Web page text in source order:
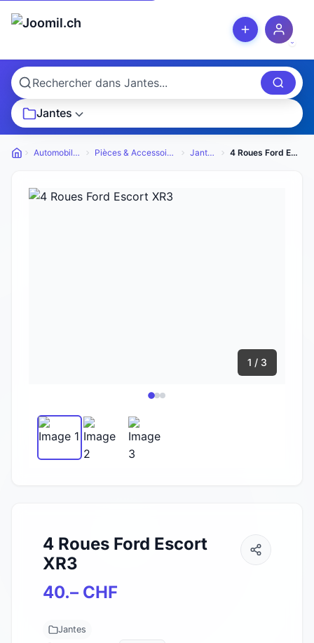
Jantes
Petites annonces
Automobiles Pièces & Accessoires Jantes 4 Roues Ford Escort XR3
1 / 3
4 Roues Ford Escort
XR3
40.– CHF
Jantes